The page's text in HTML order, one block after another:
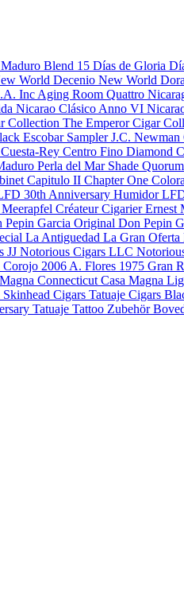
Blend 15 Días de Gloria
World Decenio New World
Inc Aging Room Quattro
Nicarao Clásico Anno VI
Collection The Emperor Cigar
Escobar SamplerJ.C. Newman
Cuesta-Rey Centro Fino Diamond
Perla del Mar Shade
Capitulo II Chapter One
30th Anniversary Humidor
Meerapfel Créateur Cigarier Ernest
Pepin Garcia Original Don Pepin
La Antiguedad La Gran Oferta
JJ Notorious Cigars LLC
Corojo 2006 A. Flores 1975 Gran
Connecticut Casa Magna
Skinhead Cigars Tatuaje Cigars
Tatuaje Tattoo Zubehör